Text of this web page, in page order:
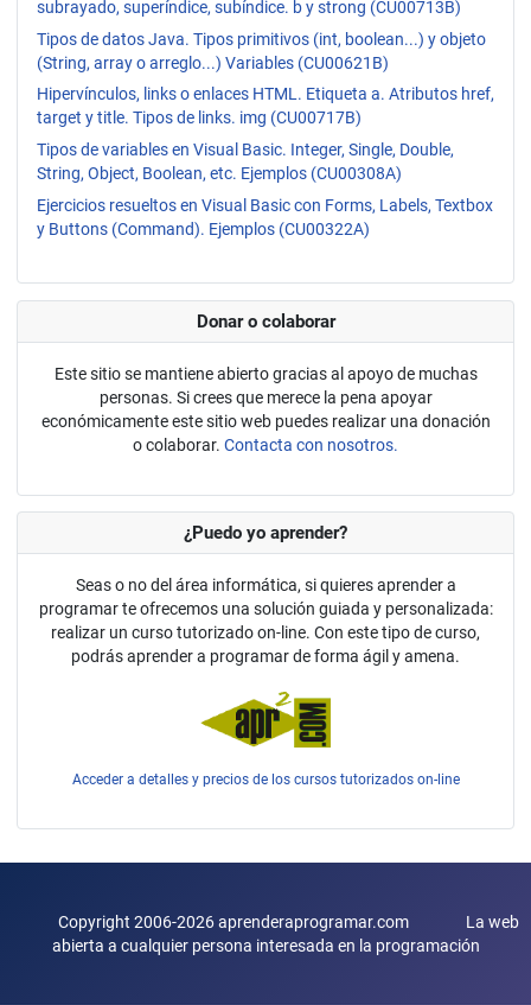
subrayado, superíndice, subíndice. b y strong (CU00713B)
Tipos de datos Java. Tipos primitivos (int, boolean...) y objeto
(String, array o arreglo...) Variables (CU00621B)
Hipervínculos, links o enlaces HTML. Etiqueta a. Atributos href,
target y title. Tipos de links. img (CU00717B)
Tipos de variables en Visual Basic. Integer, Single, Double,
String, Object, Boolean, etc. Ejemplos (CU00308A)
Ejercicios resueltos en Visual Basic con Forms, Labels, Textbox
y Buttons (Command). Ejemplos (CU00322A)
Donar o colaborar
Este sitio se mantiene abierto gracias al apoyo de muchas
personas. Si crees que merece la pena apoyar
económicamente este sitio web puedes realizar una donación
o colaborar. Contacta con nosotros.
¿Puedo yo aprender?
Seas o no del área informática, si quieres aprender a
programar te ofrecemos una solución guiada y personalizada:
realizar un curso tutorizado on-line. Con este tipo de curso,
podrás aprender a programar de forma ágil y amena.
Acceder a detalles y precios de los cursos tutorizados on-line
Copyright 2006-2026 aprenderaprogramar.com La web
abierta a cualquier persona interesada en la programación